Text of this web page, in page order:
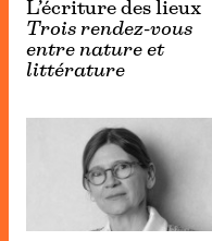
L’écriture des lieux
Trois rendez-vous
entre nature et
littérature